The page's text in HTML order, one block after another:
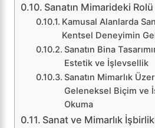
Sanatın Mimarideki Rolü
Kamusal Alanlarda
Kentsel Deneyimin
Sanatın Bina
Estetik ve İşlevsellik
Sanatın Mimarlık
Geleneksel Biçim ve
Okuma
Sanat ve Mimarlık